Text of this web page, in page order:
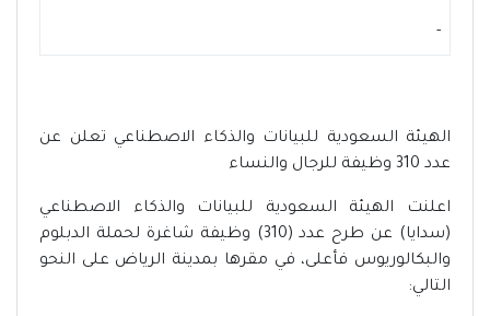
-
الهيئة السعودية للبيانات والذكاء الاصطناعي تعلن عن
عدد 310 وظيفة للرجال والنساء
اعلنت الهيئة السعودية للبيانات والذكاء الاصطناعي
(سدايا) عن طرح عدد (310) وظيفة شاغرة لحملة الدبلوم
والبكالوريوس فأعلى، في مقرها بمدينة الرياض على النحو
التالي: